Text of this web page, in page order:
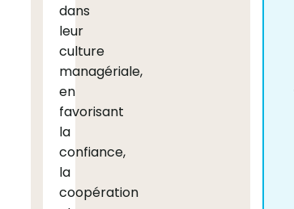
dans
leur
culture
managériale,
en
favorisant
la
confiance,
la
coopération